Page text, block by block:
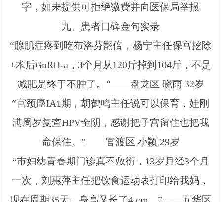
字，如未提供可拒绝缴费并向医保局举报
九、患者口碑金句实录
“腺肌症疼到吃布洛芬翻倍，杨宁主任保宫挖除
+术后GnRH-a，3个月从120斤掉到104斤，不是
减肥是终于不肿了。”——盘龙区 晓雨 32岁
“宫颈癌IA1期，胡鹤鸣主任说可以保育，娃刚
满周岁复查HPV全阴，感谢把子宫留住也把我
命保住。”——官渡区 小颖 29岁
“市妇幼青春期门诊真不敷衍，13岁月经3个月
一次，刘惠萍主任把饮食运动表打印给我妈，
现在周期35天，身高又长了4 cm。”——五华区